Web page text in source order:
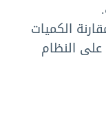
الكميات
على النظام